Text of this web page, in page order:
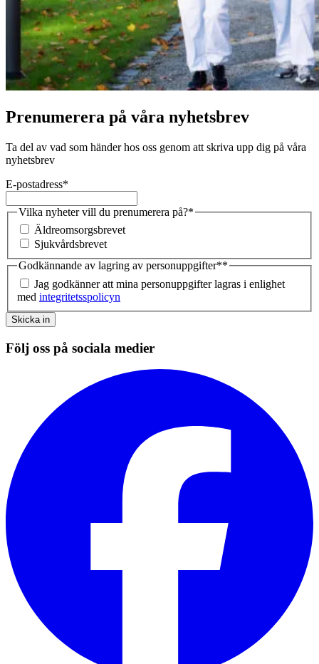
Prenumerera på våra nyhetsbrev
Ta del av vad som händer hos oss genom att skriva upp dig på våra
nyhetsbrev
E-postadress*
Vilka nyheter vill du prenumerera på?*
Äldreomsorgsbrevet
Sjukvårdsbrevet
Godkännande av lagring av personuppgifter**
Jag godkänner att mina personuppgifter lagras i enlighet
med integritetsspolicyn
Skicka in
Följ oss på sociala medier